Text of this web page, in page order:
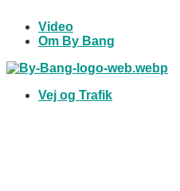
Video
Om By Bang
Vej og Trafik